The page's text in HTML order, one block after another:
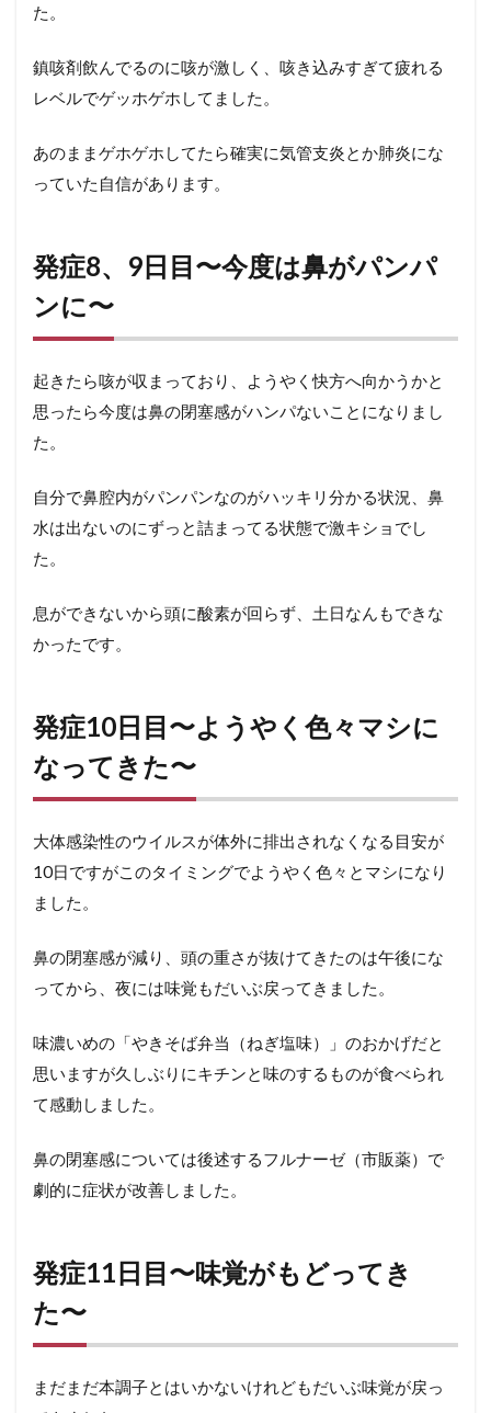
た。
鎮咳剤飲んでるのに咳が激しく、咳き込みすぎて疲れる
レベルでゲッホゲホしてました。
あのままゲホゲホしてたら確実に気管支炎とか肺炎にな
っていた自信があります。
発症8、9日目〜今度は鼻がパンパ
ンに〜
起きたら咳が収まっており、ようやく快方へ向かうかと
思ったら今度は鼻の閉塞感がハンパないことになりまし
た。
自分で鼻腔内がパンパンなのがハッキリ分かる状況、鼻
水は出ないのにずっと詰まってる状態で激キショでし
た。
息ができないから頭に酸素が回らず、土日なんもできな
かったです。
発症10日目〜ようやく色々マシに
なってきた〜
大体感染性のウイルスが体外に排出されなくなる目安が
10日ですがこのタイミングでようやく色々とマシになり
ました。
鼻の閉塞感が減り、頭の重さが抜けてきたのは午後にな
ってから、夜には味覚もだいぶ戻ってきました。
味濃いめの「やきそば弁当（ねぎ塩味）」のおかげだと
思いますが久しぶりにキチンと味のするものが食べられ
て感動しました。
鼻の閉塞感については後述するフルナーゼ（市販薬）で
劇的に症状が改善しました。
発症11日目〜味覚がもどってき
た〜
まだまだ本調子とはいかないけれどもだいぶ味覚が戻っ